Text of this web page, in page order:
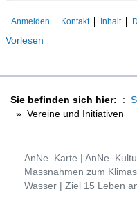
Vorlesen
Anmelden Kontakt Inhalt
Sie befinden sich hier:
Vereine und Initiativen
AnNe_Karte |
Massnahmen zum
Wasser | Ziel 15 Leben